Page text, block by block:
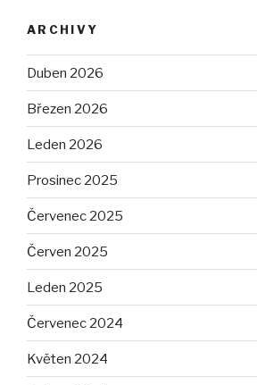
ARCHIVY
Duben 2026
Březen 2026
Leden 2026
Prosinec 2025
Červenec 2025
Červen 2025
Leden 2025
Červenec 2024
Květen 2024